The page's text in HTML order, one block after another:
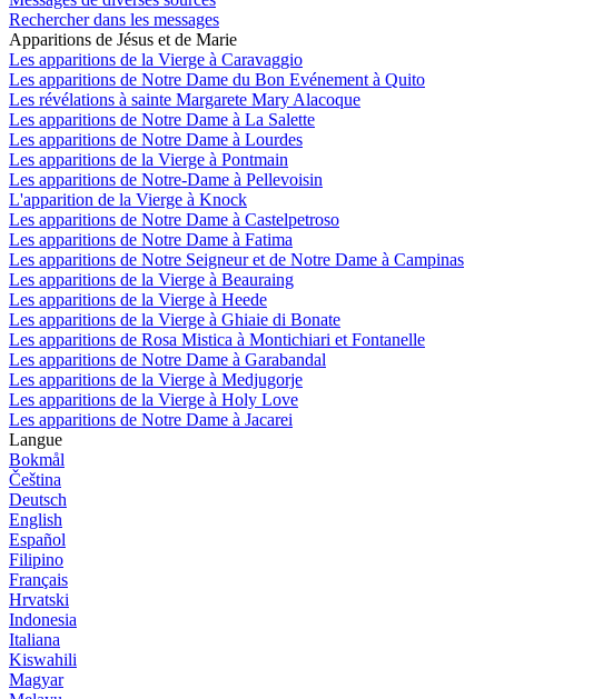
Rechercher dans les messages
Apparitions de Jésus et de Marie
Les apparitions de la Vierge à Caravaggio
Les apparitions de Notre Dame du Bon Evénement à Quito
Les révélations à sainte Margarete Mary Alacoque
Les apparitions de Notre Dame à La Salette
Les apparitions de Notre Dame à Lourdes
Les apparitions de la Vierge à Pontmain
Les apparitions de Notre-Dame à Pellevoisin
L'apparition de la Vierge à Knock
Les apparitions de Notre Dame à Castelpetroso
Les apparitions de Notre Dame à Fatima
Les apparitions de Notre Seigneur et de Notre Dame à Campinas
Les apparitions de la Vierge à Beauraing
Les apparitions de la Vierge à Heede
Les apparitions de la Vierge à Ghiaie di Bonate
Les apparitions de Rosa Mistica à Montichiari et Fontanelle
Les apparitions de Notre Dame à Garabandal
Les apparitions de la Vierge à Medjugorje
Les apparitions de la Vierge à Holy Love
Les apparitions de Notre Dame à Jacarei
Langue
Bokmål
Čeština
Deutsch
English
Español
Filipino
Français
Hrvatski
Indonesia
Italiana
Kiswahili
Magyar